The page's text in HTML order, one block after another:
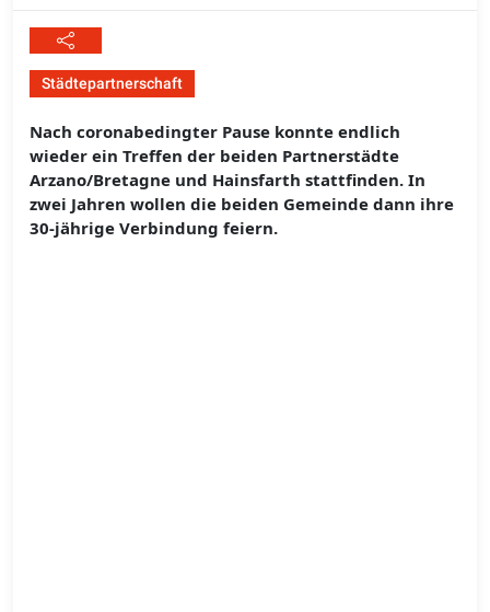
Städtepartnerschaft
Nach coronabedingter Pause konnte endlich
wieder ein Treffen der beiden Partnerstädte
Arzano/Bretagne und Hainsfarth stattfinden. In
zwei Jahren wollen die beiden Gemeinde dann ihre
30-jährige Verbindung feiern.